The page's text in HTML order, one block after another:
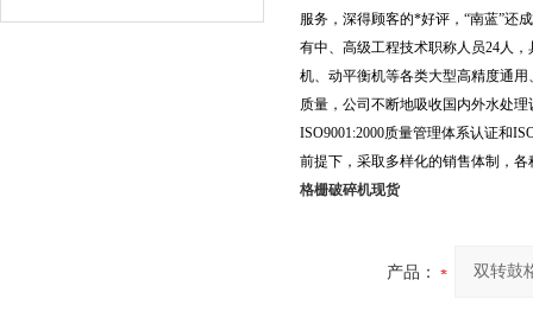
服务，深得顾客的*好评，“南蓝”还
有中、高级工程技术职称人员24人
机、动平衡机等各类大型高精度通
质量，公司不断地吸收国内外水处
ISO9001:2000质量管理体系认证和
前提下，采取多样化的销售体制，
格栅破碎机现货
产品：